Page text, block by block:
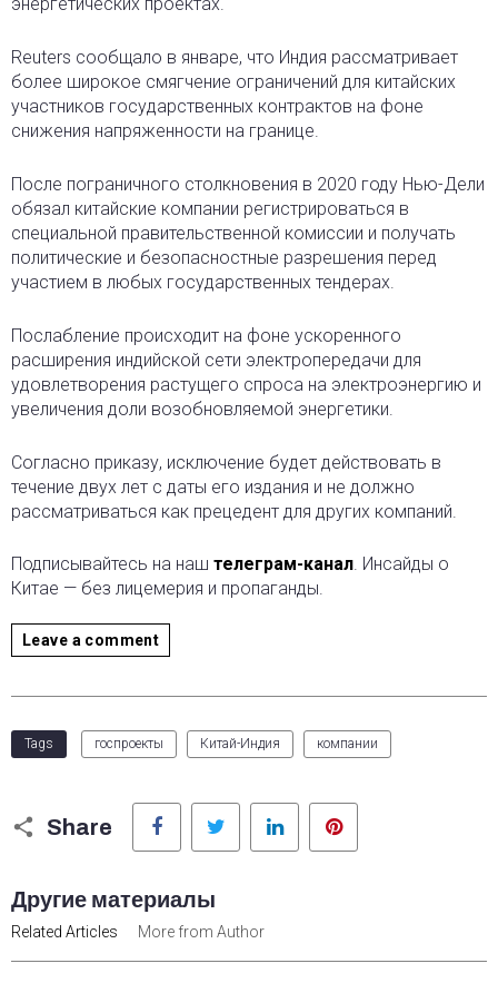
Reuters сообщало в январе, что Индия рассматривает
более широкое смягчение ограничений для китайских
участников государственных контрактов на фоне
снижения напряженности на границе.
После пограничного столкновения в 2020 году Нью-Дели
обязал китайские компании регистрироваться в
специальной правительственной комиссии и получать
политические и безопасностные разрешения перед
участием в любых государственных тендерах.
Послабление происходит на фоне ускоренного
расширения индийской сети электропередачи для
удовлетворения растущего спроса на электроэнергию и
увеличения доли возобновляемой энергетики.
Согласно приказу, исключение будет действовать в
течение двух лет с даты его издания и не должно
рассматриваться как прецедент для других компаний.
Подписывайтесь на наш телеграм-канал. Инсайды о
Китае — без лицемерия и пропаганды.
Leave a comment
Tags госпроекты Китай-Индия компании
Share
Facebook Twitter LinkedIn
Другие материалы
Related Articles More from Author